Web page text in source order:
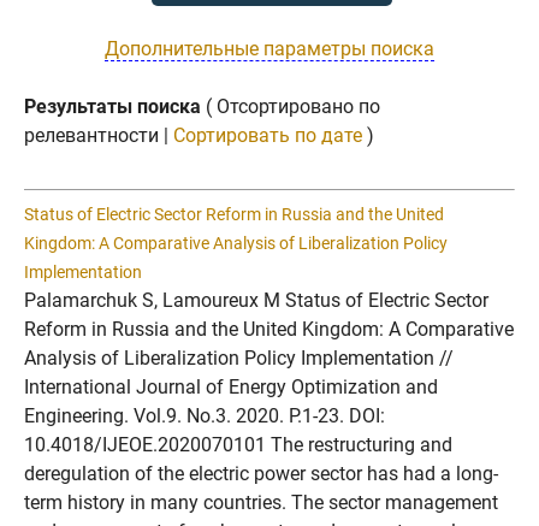
Дополнительные параметры поиска
Результаты поиска ( Отсортировано по
релевантности | Сортировать по дате )
Status of Electric Sector Reform in Russia and the United
Kingdom: A Comparative Analysis of Liberalization Policy
Implementation
Palamarchuk S, Lamoureux M Status of Electric Sector
Reform in Russia and the United Kingdom: A Comparative
Analysis of Liberalization Policy Implementation //
International Journal of Energy Optimization and
Engineering. Vol.9. No.3. 2020. P.1-23. DOI:
10.4018/IJEOE.2020070101 The restructuring and
deregulation of the electric power sector has had a long-
term history in many countries. The sector management